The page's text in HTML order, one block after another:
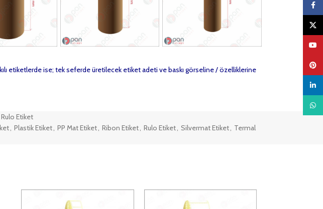
etiketlerde ise; tek seferde üretilecek etiket adeti ve baskı görseline / özelliklerine
Rulo Etiket
, Plastik Etiket, PP Mat Etiket, Ribon Etiket, Rulo Etiket, Silvermat Etiket, Termal